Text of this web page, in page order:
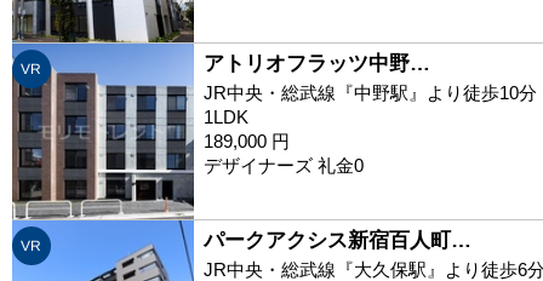
VR アトリオフラッツ中野…
JR中央・総武線『中野駅』より徒歩10分
1LDK
189,000 円
デザイナーズ 礼金0
VR パークアクシス新宿百人町…
JR中央・総武線『大久保駅』より徒歩6